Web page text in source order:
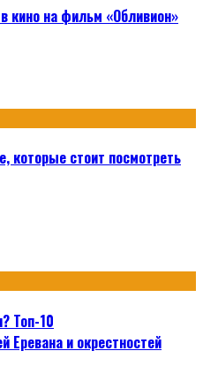
кино на фильм «Обливион»
стоит посмотреть
Топ-10
Еревана и окрестностей